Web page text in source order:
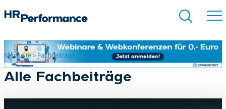
Suchen
Startseite» Fachbeiträge
Alle Fachbeiträge